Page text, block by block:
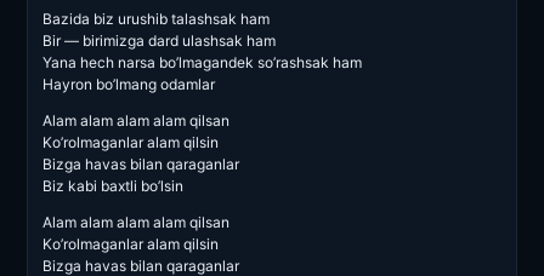
Bazida biz urushib talashsak ham
Bir — birimizga dard ulashsak ham
Yana hech narsa bo’lmagandek so’rashsak ham
Hayron bo’lmang odamlar
Alam alam alam alam qilsan
Ko’rolmaganlar alam qilsin
Bizga havas bilan qaraganlar
Biz kabi baxtli bo’lsin
Alam alam alam alam qilsan
Ko’rolmaganlar alam qilsin
Bizga havas bilan qaraganlar